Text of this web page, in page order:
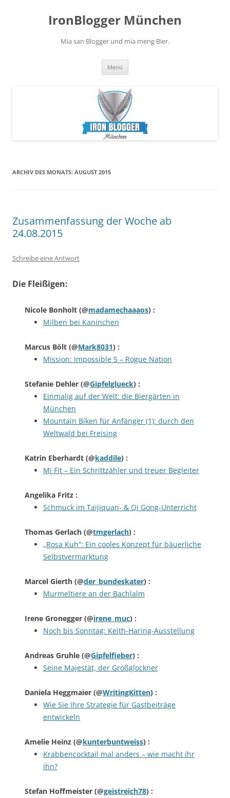
IronBlogger München
Mia san Blogger und mia meng Bier.
Menü
ARCHIV DES MONATS: AUGUST 2015
Zusammenfassung der Woche ab
24.08.2015
Schreibe eine Antwort
Die Fleißigen:
Nicole Bonholt (@madamechaaaos) :
Milben bei Kaninchen
Marcus Bölt (@Mark8031) :
Mission: Impossible 5 – Rogue Nation
Stefanie Dehler (@Gipfelglueck) :
Einmalig auf der Welt: die Biergärten in
München
Mountain Biken für Anfänger (1): durch den
Weltwald bei Freising
Katrin Eberhardt (@kaddile) :
Mi Fit – Ein Schrittzähler und treuer Begleiter
Angelika Fritz :
Schmuck im Taijiquan- & Qi Gong-Unterricht
Thomas Gerlach (@tmgerlach) :
„Rosa Kuh“: Ein cooles Konzept für bäuerliche
Selbstvermarktung
Marcel Gierth (@der_bundeskater) :
Murmeltiere an der Bachlalm
Irene Gronegger (@irene_muc) :
Noch bis Sonntag: Keith-Haring-Ausstellung
Andreas Gruhle (@Gipfelfieber) :
Seine Majestät, der Großglockner
Daniela Heggmaier (@WritingKitten) :
Wie Sie Ihre Strategie für Gastbeiträge
entwickeln
Amelie Heinz (@kunterbuntweiss) :
Krabbencocktail mal anders – wie macht ihr
ihn?
Stefan Hoffmeister (@geistreich78) :